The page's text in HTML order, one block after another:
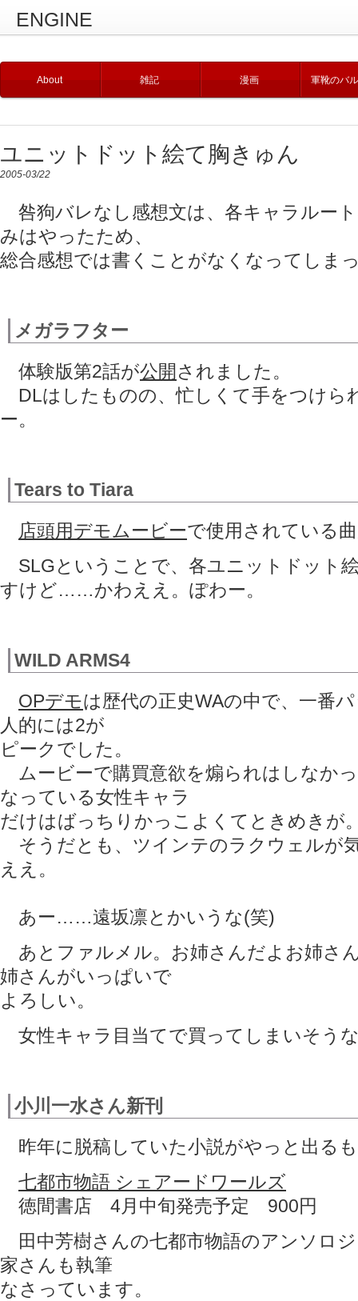
ENGINE
About 雑記 漫画 軍靴のバ
ユニットドット絵て胸きゅん
2005-03/22
咎狗バレなし感想文は、各キャラルー
みはやったため、
総合感想では書くことがなくなってしま
メガラフター
体験版第2話が公開 されました。
DLはしたものの、忙しくて手をつけら
ー。
Tears to Tiara
店頭用デモムービーで使用されている
SLGということで、各ユニットドット
すけど……かわええ。ぽわー。
WILD ARMS4
OPデモは歴代の正史WAの中で、一番
人的には2が
ピークでした。
ムービーで購買意欲を煽られはしなか
なっている女性キャラ
だけはばっちりかっこよくてときめきが
そうだとも、ツインテのラクウェルが
ええ。
あー……遠坂凛とかいうな(笑)
あとファルメル。お姉さんだよお姉さ
姉さんがいっぱいで
よろしい。
女性キャラ目当てで買ってしまいそう
小川一水さん新刊
昨年に脱稿していた小説がやっと出る
七都市物語 シェアードワールズ
徳間書店 4月中旬発売予定 900円
田中芳樹さんの七都市物語のアンソロ
家さんも執筆
なさっています。